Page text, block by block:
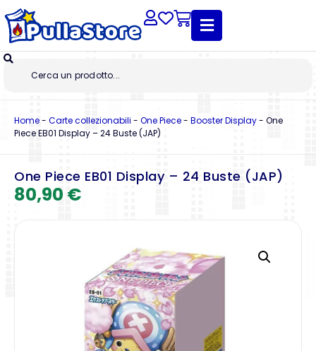
Home- Carte collezionabili - One Piece- Booster Display- One
Piece EB01 Display – 24 Buste (JAP)
One Piece EB01 Display – 24 Buste (JAP)
80,90 €